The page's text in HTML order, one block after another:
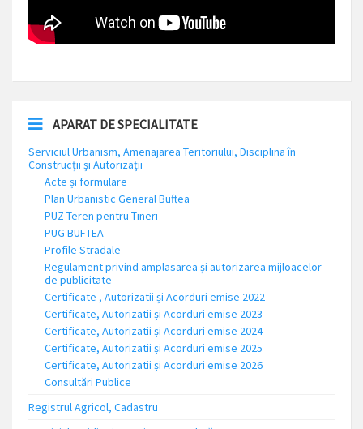
APARAT DE SPECIALITATE
Serviciul Urbanism, Amenajarea Teritoriului, Disciplina în
Construcții și Autorizații
Acte și formulare
Plan Urbanistic General Buftea
PUZ Teren pentru Tineri
PUG BUFTEA
Profile Stradale
Regulament privind amplasarea și autorizarea mijloacelor
de publicitate
Certificate , Autorizatii și Acorduri emise 2022
Certificate, Autorizatii și Acorduri emise 2023
Certificate, Autorizatii și Acorduri emise 2024
Certificate, Autorizatii și Acorduri emise 2025
Certificate, Autorizatii și Acorduri emise 2026
Consultări Publice
Registrul Agricol, Cadastru